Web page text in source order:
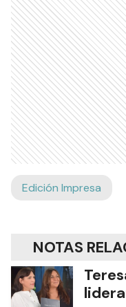
Edición Impresa
NOTAS